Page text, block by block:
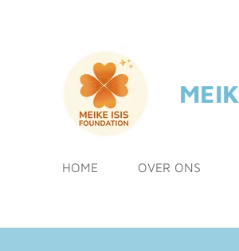
HOME OVER ONS